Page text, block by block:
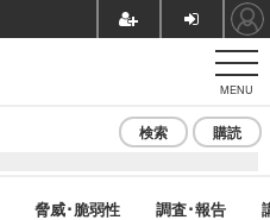
MENU
検索 購読
脅威･脆弱性 調査･報告